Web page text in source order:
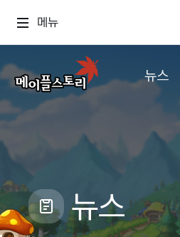
메뉴
뉴스
공지사항
업데이트
캐시샵 공지
메이플 알림판
with maple
뉴스